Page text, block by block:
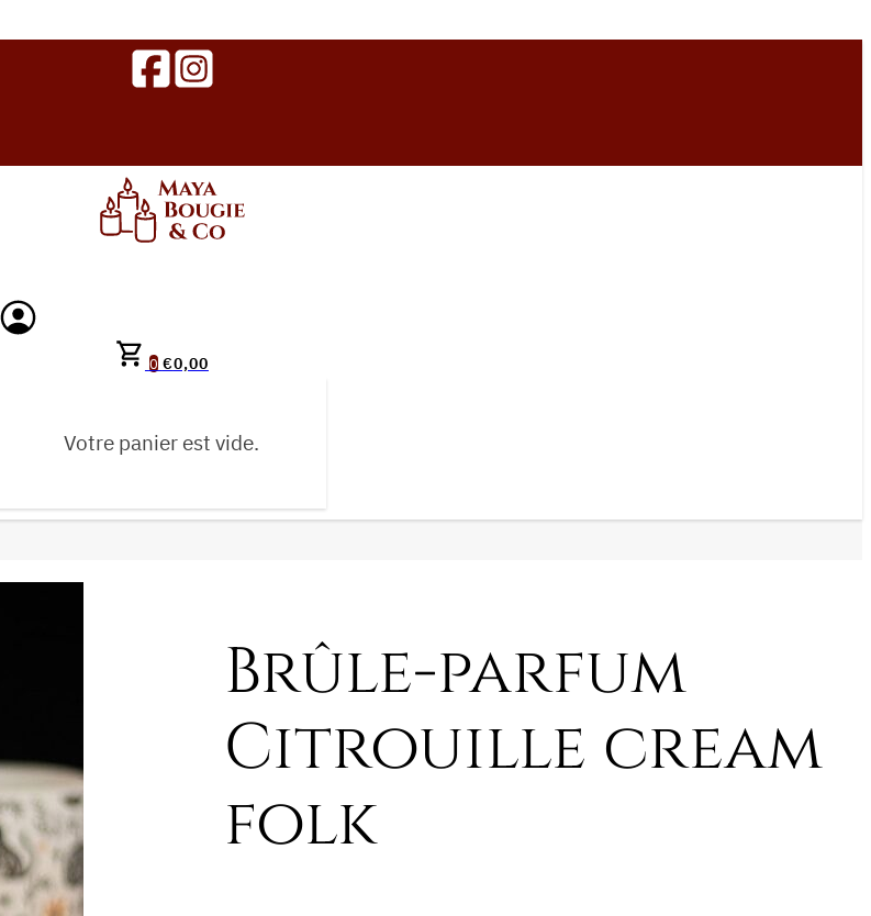
0 €0,00
Votre panier est vide.
Brûle-parfum
Citrouille cream
folk